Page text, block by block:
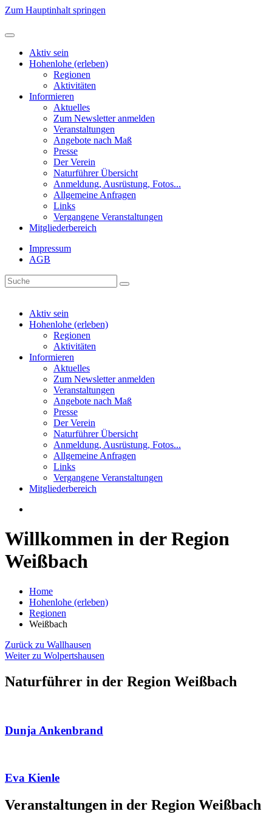
Zum Hauptinhalt springen
Aktiv sein
Hohenlohe (erleben)
Regionen
Aktivitäten
Informieren
Aktuelles
Zum Newsletter anmelden
Veranstaltungen
Angebote nach Maß
Presse
Der Verein
Naturführer Übersicht
Anmeldung, Ausrüstung, Fotos...
Allgemeine Anfragen
Links
Vergangene Veranstaltungen
Mitgliederbereich
Impressum
AGB
Aktiv sein
Hohenlohe (erleben)
Regionen
Aktivitäten
Informieren
Aktuelles
Zum Newsletter anmelden
Veranstaltungen
Angebote nach Maß
Presse
Der Verein
Naturführer Übersicht
Anmeldung, Ausrüstung, Fotos...
Allgemeine Anfragen
Links
Vergangene Veranstaltungen
Mitgliederbereich
Willkommen in der Region
Weißbach
Home
Hohenlohe (erleben)
Regionen
Weißbach
Zurück zu Wallhausen
Weiter zu Wolpertshausen
Naturführer in der Region Weißbach
Dunja Ankenbrand
Eva Kienle
Veranstaltungen in der Region Weißbach